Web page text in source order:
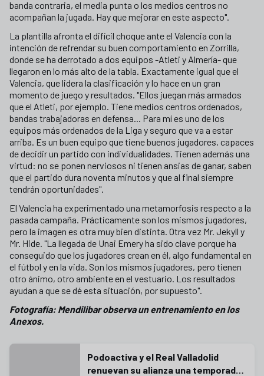
banda contraria, el media punta o los medios centros no
acompañan la jugada. Hay que mejorar en este aspecto".
La plantilla afronta el difícil choque ante el Valencia con la
intención de refrendar su buen comportamiento en Zorrilla,
donde se ha derrotado a dos equipos -Atleti y Almería- que
llegaron en lo más alto de la tabla. Exactamente igual que el
Valencia, que lidera la clasificación y lo hace en un gran
momento de juego y resultados. "Ellos juegan más armados
que el Atleti, por ejemplo. Tiene medios centros ordenados,
bandas trabajadoras en defensa... Para mí es uno de los
equipos más ordenados de la Liga y seguro que va a estar
arriba. Es un buen equipo que tiene buenos jugadores, capaces
de decidir un partido con individualidades. Tienen además una
virtud: no se ponen nerviosos ni tienen ansias de ganar, saben
que el partido dura noventa minutos y que al final siempre
tendrán oportunidades".
El Valencia ha experimentado una metamorfosis respecto a la
pasada campaña. Prácticamente son los mismos jugadores,
pero la imagen es otra muy bien distinta. Otra vez Mr. Jekyll y
Mr. Hide. "La llegada de Unai Emery ha sido clave porque ha
conseguido que los jugadores crean en él, algo fundamental en
el fútbol y en la vida. Son los mismos jugadores, pero tienen
otro ánimo, otro ambiente en el vestuario. Los resultados
ayudan a que se dé esta situación, por supuesto".
Fotografía: Mendilibar observa un entrenamiento en los
Anexos.
Podoactiva y el Real Valladolid
renuevan su alianza una temporada